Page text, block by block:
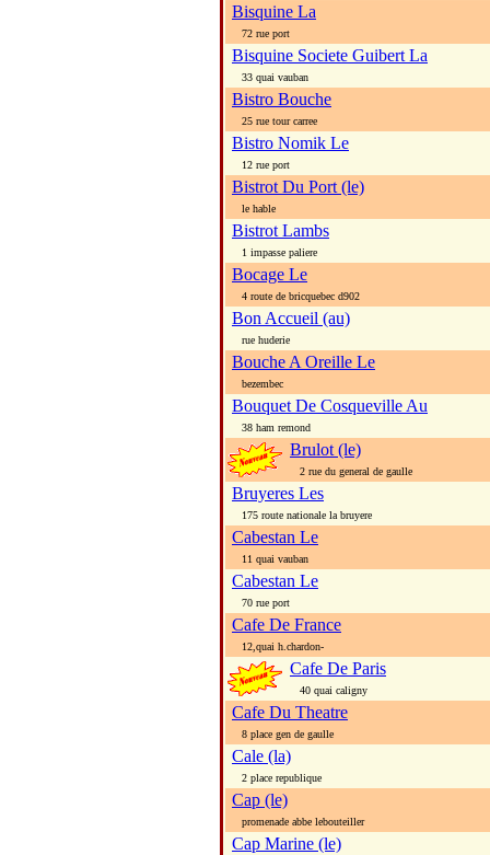
Bisquine La
72 rue port
Bisquine Societe Guibert La
33 quai vauban
Bistro Bouche
25 rue tour carree
Bistro Nomik Le
12 rue port
Bistrot Du Port (le)
le hable
Bistrot Lambs
1 impasse paliere
Bocage Le
4 route de bricquebec d902
Bon Accueil (au)
rue huderie
Bouche A Oreille Le
bezembec
Bouquet De Cosqueville Au
38 ham remond
Brulot (le)
2 rue du general de gaulle
Bruyeres Les
175 route nationale la bruyere
Cabestan Le
11 quai vauban
Cabestan Le
70 rue port
Cafe De France
12,quai h.chardon-
Cafe De Paris
40 quai caligny
Cafe Du Theatre
8 place gen de gaulle
Cale (la)
2 place republique
Cap (le)
promenade abbe lebouteiller
Cap Marine (le)